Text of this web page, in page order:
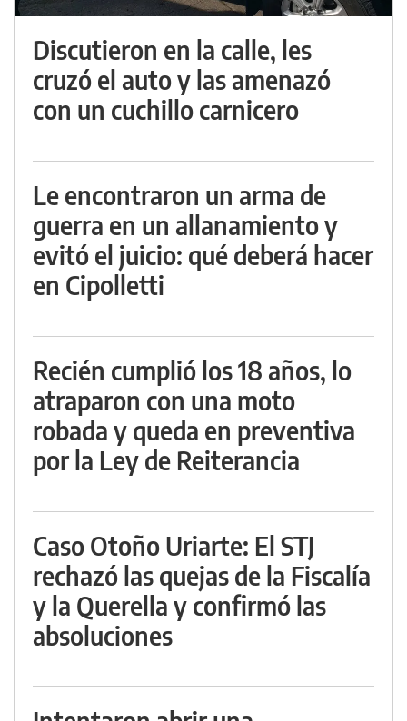
Discutieron en la calle, les
cruzó el auto y las amenazó
con un cuchillo carnicero
Le encontraron un arma de
guerra en un allanamiento y
evitó el juicio: qué deberá hacer
en Cipolletti
Recién cumplió los 18 años, lo
atraparon con una moto
robada y queda en preventiva
por la Ley de Reiterancia
Caso Otoño Uriarte: El STJ
rechazó las quejas de la Fiscalía
y la Querella y confirmó las
absoluciones